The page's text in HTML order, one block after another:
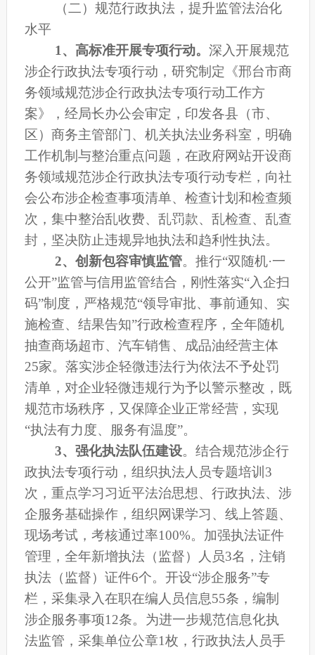
（二）规范行政执法，提升监管法治化
水平
1、 高标准开展专项行动。 深入开展规范
涉企行政执法专项行动， 研究制定《邢台市商
务领域规范涉企行政执法专项行动工作方
案》，经局长办公会审定，印发各县（市、
区）商务主管部门、机关执法业务科室，明确
工作机制与整治重点问题，在政府网站开设商
务领域规范涉企行政执法专项行动专栏，向社
会公布涉企检查事项清单、检查计划和检查频
次， 集中整治乱收费、乱罚款、乱检查、乱查
封，坚决防止违规异地执法和趋利性执法。
2、 创新包容审慎监管。 推行“双随机·一
公开”监管与信用监管结合， 刚性落实“入企扫
码”制度， 严格规范“领导审批、事前通知、实
施检查、结果告知”行政检查程序， 全年随机
抽查商场超市、汽车销售、成品油经营主体
25家。 落实涉企轻微违法行为依法不予处罚
清单，对企业轻微违规行为予以警示整改，既
规范市场秩序，又保障企业正常经营，实现
“执法有力度、服务有温度”。
3、 强化执法队伍建设。 结合规范涉企行
政执法专项行动，组织执法人员专题培训 3
次，重点学习习近平法治思想、行政执法、涉
企服务基础操作，组织网课学习、线上答题、
现场考试，考核通过率100%。加强执法证件
管理，全年新增执法（监督）人员3名，注销
执法（监督）证件6个。开设“涉企服务”专
栏，采集录入在职在编人员信息55条，编制
涉企服务事项12条。为进一步规范信息化执
法监管，采集单位公章1枚，行政执法人员手